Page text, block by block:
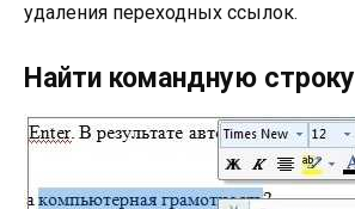
удаления переходных ссылок.
Найти командную строку